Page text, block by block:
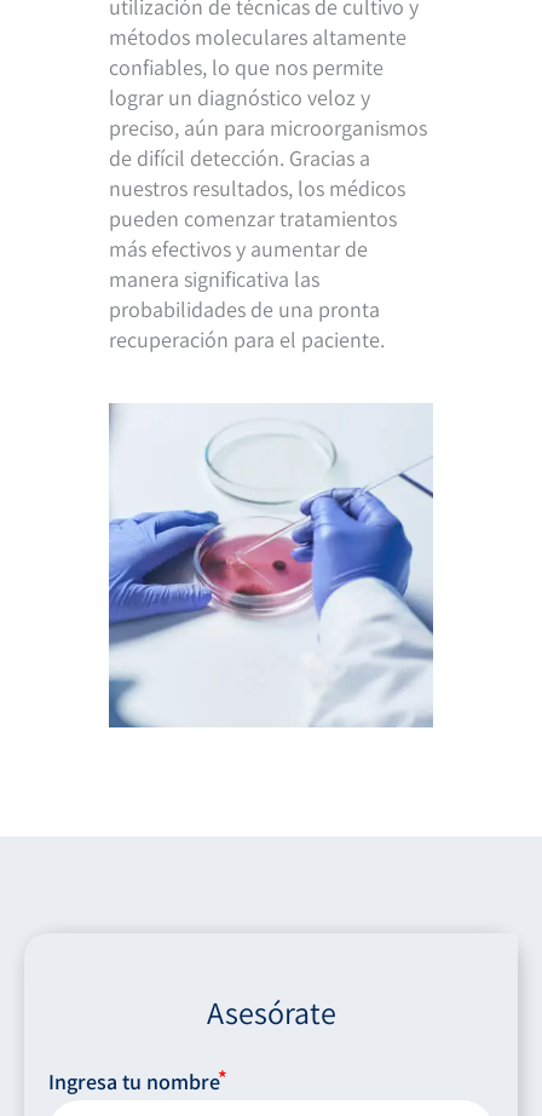
utilización de técnicas de cultivo y
métodos moleculares altamente
confiables, lo que nos permite
lograr un diagnóstico veloz y
preciso, aún para microorganismos
de difícil detección. Gracias a
nuestros resultados, los médicos
pueden comenzar tratamientos
más efectivos y aumentar de
manera significativa las
probabilidades de una pronta
recuperación para el paciente.
Asesórate
Ingresa tu nombre